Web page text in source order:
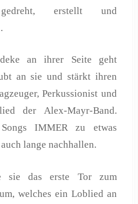
erstellt und
an ihrer Seite geht
an sie und stärkt ihren
Perkussionist und
der Alex-Mayr-Band.
IMMER zu etwas
lange nachhallen.
sie das erste Tor zum
welches ein Loblied an